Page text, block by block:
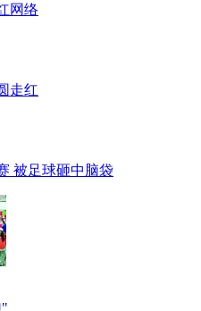
倒车逃窜
网络
走红
被足球砸中脑袋